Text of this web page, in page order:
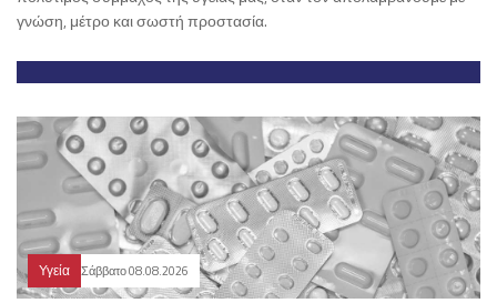
γνώση, μέτρο και σωστή προστασία.
Υγεία Σάββατο 08.08.2026